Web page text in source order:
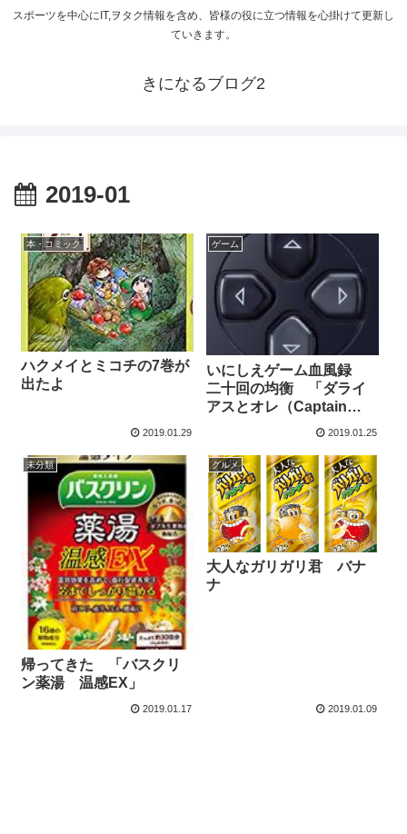
スポーツを中心にIT,ヲタク情報を含め、皆様の役に立つ情報を心掛けて更新し
ていきます。
きになるブログ2
2019-01
本・コミック
ハクメイとミコチの7巻が
出たよ
2019.01.29
ゲーム
いにしえゲーム血風録
二十回の均衡 「ダライ
アスとオレ（Captain
2019.01.25
未分類
帰ってきた 「バスクリ
ン薬湯 温感EX」
2019.01.17
グルメ
大人なガリガリ君 バナ
ナ
2019.01.09